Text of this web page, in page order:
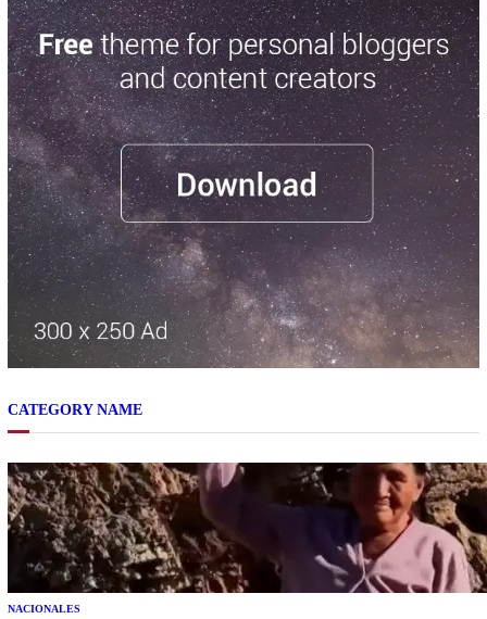
CATEGORY NAME
NACIONALES